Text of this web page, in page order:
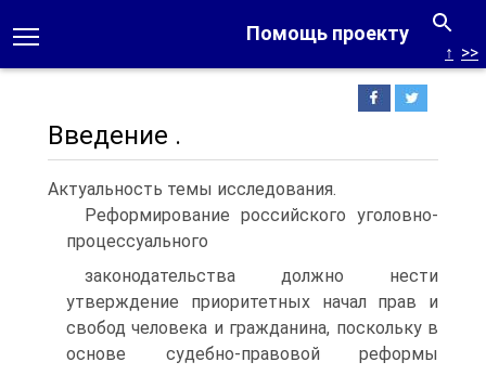
Помощь проекту
↑ >>
Введение .
Актуальность темы исследования.
Реформирование российского уголовно-
процессуального
законодательства должно нести
утверждение приоритетных начал прав и
свобод человека и гражданина, поскольку в
основе судебно-правовой реформы